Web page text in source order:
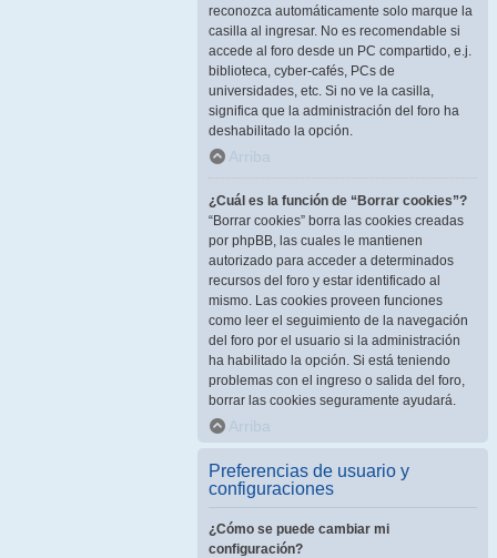
reconozca automáticamente solo marque la
casilla al ingresar. No es recomendable si
accede al foro desde un PC compartido, e.j.
biblioteca, cyber-cafés, PCs de
universidades, etc. Si no ve la casilla,
significa que la administración del foro ha
deshabilitado la opción.
Arriba
¿Cuál es la función de “Borrar cookies”?
“Borrar cookies” borra las cookies creadas
por phpBB, las cuales le mantienen
autorizado para acceder a determinados
recursos del foro y estar identificado al
mismo. Las cookies proveen funciones
como leer el seguimiento de la navegación
del foro por el usuario si la administración
ha habilitado la opción. Si está teniendo
problemas con el ingreso o salida del foro,
borrar las cookies seguramente ayudará.
Arriba
Preferencias de usuario y
configuraciones
¿Cómo se puede cambiar mi
configuración?